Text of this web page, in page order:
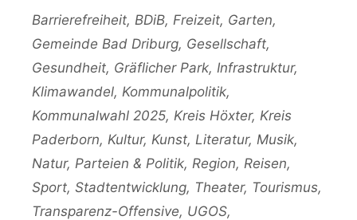
Kategorien
Barrierefreiheit, BDiB, Freizeit, Garten,
Gemeinde Bad Driburg, Gesellschaft,
Gesundheit, Gräflicher Park, Infrastruktur,
Klimawandel, Kommunalpolitik,
Kommunalwahl 2025, Kreis Höxter, Kreis
Paderborn, Kultur, Kunst, Literatur, Musik,
Natur, Parteien & Politik, Region, Reisen,
Sport, Stadtentwicklung, Theater, Tourismus,
Transparenz-Offensive, UGOS,